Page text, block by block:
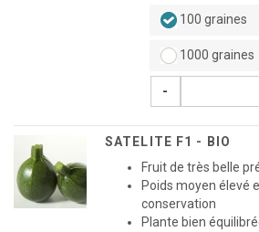
100 graines
1000 graines
-
SATELITE F1 - BIO
Fruit de très belle
Poids moyen élevé
conservation
Plante bien